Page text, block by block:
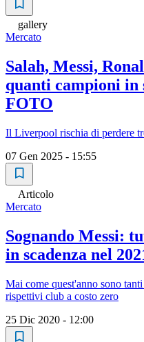
gallery
Mercato
Salah, Messi,
quanti campioni in
FOTO
Il Liverpool rischia di perdere
07 Gen 2025 - 15:55
Articolo
Mercato
Sognando Messi:
in scadenza nel
Mai come quest'anno sono
rispettivi club a costo zero
25 Dic 2020 - 12:00